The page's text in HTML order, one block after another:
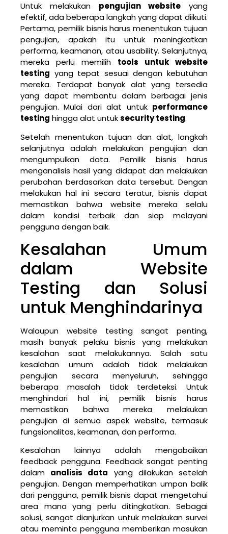
Untuk melakukan pengujian website yang
efektif, ada beberapa langkah yang dapat diikuti.
Pertama, pemilik bisnis harus menentukan tujuan
pengujian, apakah itu untuk meningkatkan
performa, keamanan, atau usability. Selanjutnya,
mereka perlu memilih tools untuk website
testing yang tepat sesuai dengan kebutuhan
mereka. Terdapat banyak alat yang tersedia
yang dapat membantu dalam berbagai jenis
pengujian. Mulai dari alat untuk performance
testing hingga alat untuksecurity testing.
Setelah menentukan tujuan dan alat, langkah
selanjutnya adalah melakukan pengujian dan
mengumpulkan data. Pemilik bisnis harus
menganalisis hasil yang didapat dan melakukan
perubahan berdasarkan data tersebut. Dengan
melakukan hal ini secara teratur, bisnis dapat
memastikan bahwa website mereka selalu
dalam kondisi terbaik dan siap melayani
pengguna dengan baik.
Kesalahan Umum
dalam Website
Testing dan Solusi
untuk Menghindarinya
Walaupun website testing sangat penting,
masih banyak pelaku bisnis yang melakukan
kesalahan saat melakukannya. Salah satu
kesalahan umum adalah tidak melakukan
pengujian secara menyeluruh, sehingga
beberapa masalah tidak terdeteksi. Untuk
menghindari hal ini, pemilik bisnis harus
memastikan bahwa mereka melakukan
pengujian di semua aspek website, termasuk
fungsionalitas, keamanan, dan performa.
Kesalahan lainnya adalah mengabaikan
feedback pengguna. Feedback sangat penting
dalam analisis data yang dilakukan setelah
pengujian. Dengan memperhatikan umpan balik
dari pengguna, pemilik bisnis dapat mengetahui
area mana yang perlu ditingkatkan. Sebagai
solusi, sangat dianjurkan untuk melakukan survei
atau meminta pengguna memberikan masukan